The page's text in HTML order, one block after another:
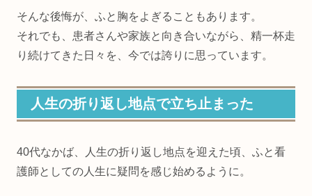
そんな後悔が、ふと胸をよぎることもあります。
それでも、患者さんや家族と向き合いながら、精一杯走
り続けてきた日々を、今では誇りに思っています。
人生の折り返し地点で立ち止まった
40代なかば、人生の折り返し地点を迎えた頃、ふと看
護師としての人生に疑問を感じ始めるように。